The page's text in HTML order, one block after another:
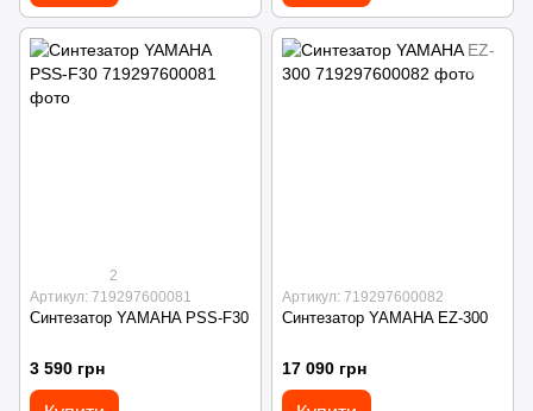
2
Артикул: 719297600081
Синтезатор YAMAHA PSS-F30
3 590 грн
Артикул: 719297600082
Синтезатор YAMAHA EZ-300
17 090 грн